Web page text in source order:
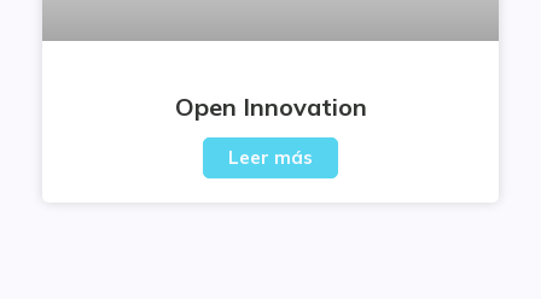
Open Innovation
Leer más